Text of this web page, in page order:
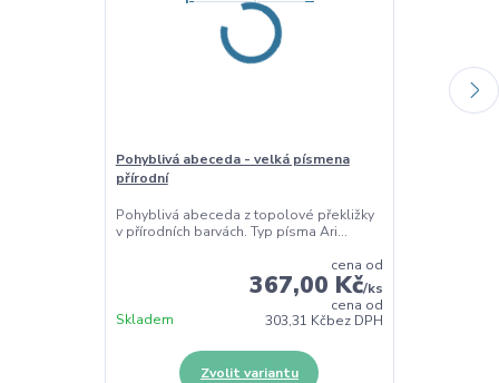
Pohyblivá abeceda - velká písmena
přírodní
Pohyblivá abeceda z topolové překližky
v přírodních barvách. Typ písma Ari...
cena od
367,00 Kč/ks
cena od
303,31 Kčbez DPH
Skladem
Zvolit variantu